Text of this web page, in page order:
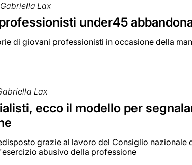
Gabriella Lax
under45
di giovani professionisti in occasione della
Lax
ecco il modello per
grazie al lavoro del Consiglio
abusivo della professione